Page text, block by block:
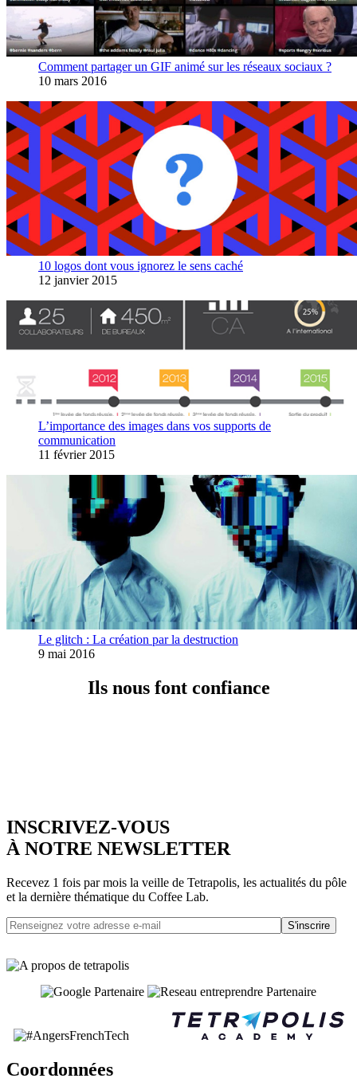
Comment partager un GIF animé sur les réseaux sociaux ?
10 mars 2016
10 logos dont vous ignorez le sens caché
12 janvier 2015
L’importance des images dans vos supports de
communication
11 février 2015
Le glitch : La création par la destruction
9 mai 2016
Ils nous font confiance
INSCRIVEZ-VOUS
À NOTRE NEWSLETTER
Recevez 1 fois par mois la veille de Tetrapolis, les actualités du pôle
et la dernière thématique du Coffee Lab.
S'inscrire
Coordonnées